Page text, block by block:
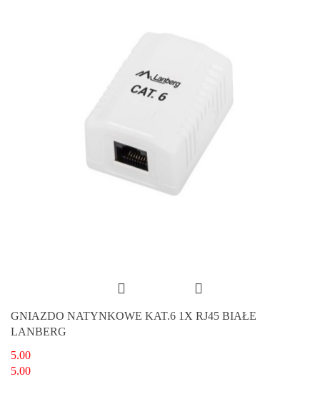
GNIAZDO NATYNKOWE KAT.6 1X RJ45 BIAŁE
LANBERG
5.00
5.00